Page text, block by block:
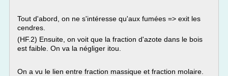
Tout d'abord, on ne s'intéresse qu'aux fumées => exit les
cendres.
(HF.2) Ensuite, on voit que la fraction d'azote dans le bois
est faible. On va la négliger itou.
On a vu le lien entre fraction massique et fraction molaire.